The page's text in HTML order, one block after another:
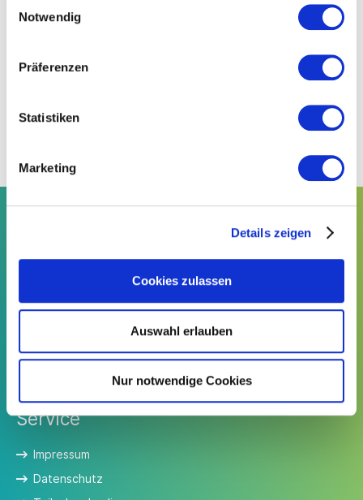
Notwendig
Präferenzen
Statistiken
Marketing
Details zeigen
Cookies zulassen
Auswahl erlauben
Nur notwendige Cookies
70191 Stuttgart
+49 711 21050-0
E-Mail:info@suedwesttextil.de
Service
Impressum
Datenschutz